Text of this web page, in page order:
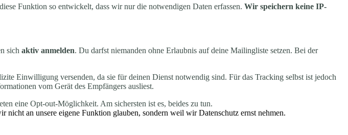
Funktion so entwickelt, dass wir nur die notwendigen Daten erfassen. Wir speichern keine IP-
sich aktiv anmelden. Du darfst niemanden ohne Erlaubnis auf deine Mailingliste setzen. Bei der
Einwilligung versenden, da sie für deinen Dienst notwendig sind. Für das Tracking selbst ist jedoch
vom Gerät des Empfängers ausliest.
eine Opt-out-Möglichkeit. Am sichersten ist es, beides zu tun.
an unsere eigene Funktion glauben, sondern weil wir Datenschutz ernst nehmen.